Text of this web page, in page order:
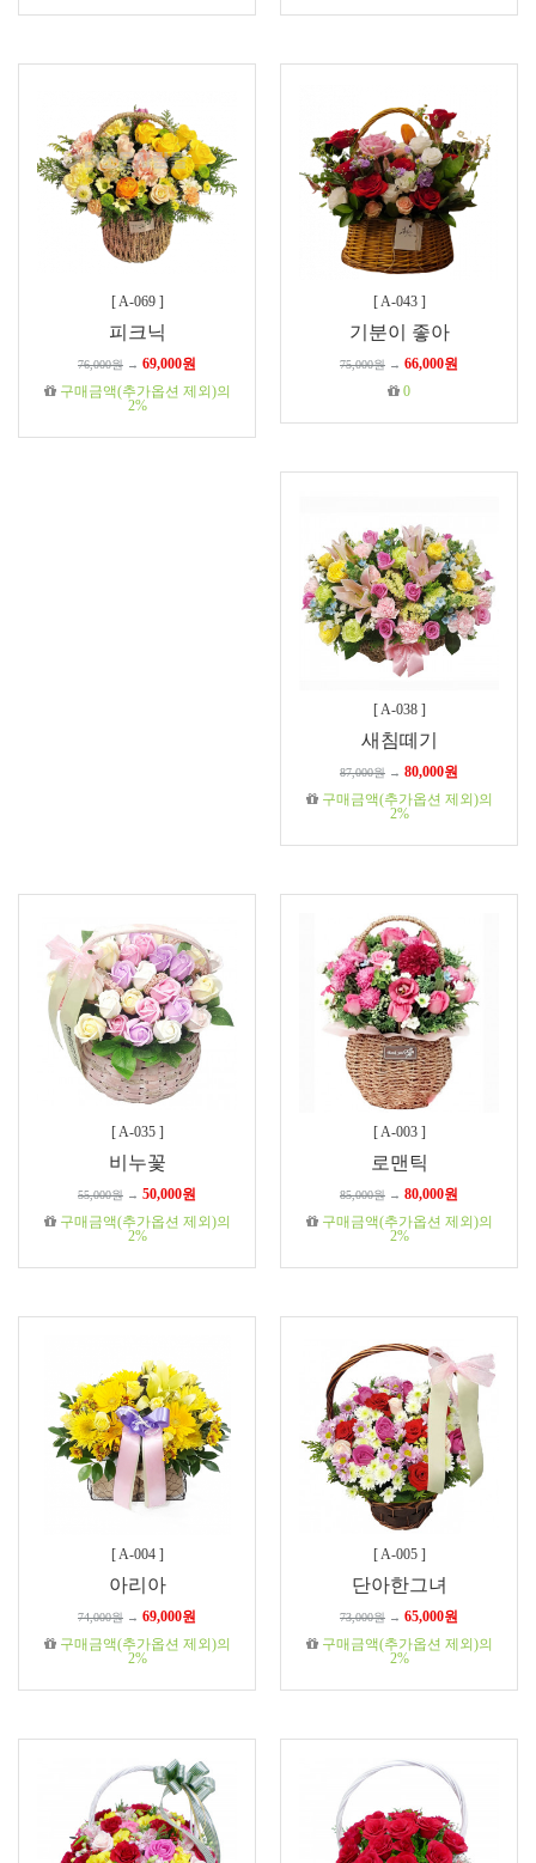
[A-069 ]
피크닉
76,000원 → 69,000원
구매금액(추가옵션 제외)의
2%
[A-043 ]
기분이 좋아
75,000원 → 66,000원
0
[A-038 ]
새침떼기
87,000원 → 80,000원
구매금액(추가옵션 제외)의
2%
[A-035 ]
비누꽃
55,000원 → 50,000원
구매금액(추가옵션 제외)의
2%
[A-003 ]
로맨틱
85,000원 → 80,000원
구매금액(추가옵션 제외)의
2%
[A-004 ]
아리아
74,000원 → 69,000원
구매금액(추가옵션 제외)의
2%
[A-005 ]
단아한그녀
73,000원 → 65,000원
구매금액(추가옵션 제외)의
2%